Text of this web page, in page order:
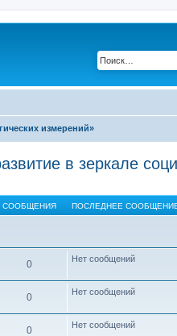
измерений»
в зеркале
СООБЩЕНИЯ ПОСЛЕДНЕЕ
0 Нет сообщений
0 Нет сообщений
0 Нет сообщений